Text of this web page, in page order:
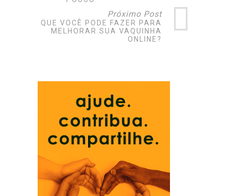
Próximo Post
O QUE VOCÊ PODE FAZER PARA
MELHORAR SUA VAQUINHA
ONLINE?